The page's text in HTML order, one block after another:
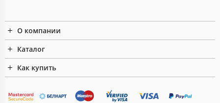
О компании
Каталог
Как купить